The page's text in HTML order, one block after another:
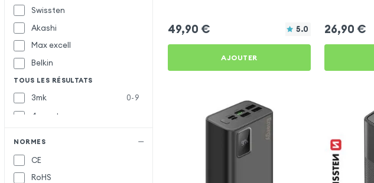
Swissten
Akashi
Max excell
Belkin
TOUS LES RÉSULTATS
3mk
0-9
4smarts
Bwoo
NORMES
CE
RoHS
49,90 € 5.0
AJOUTER
26,90 €